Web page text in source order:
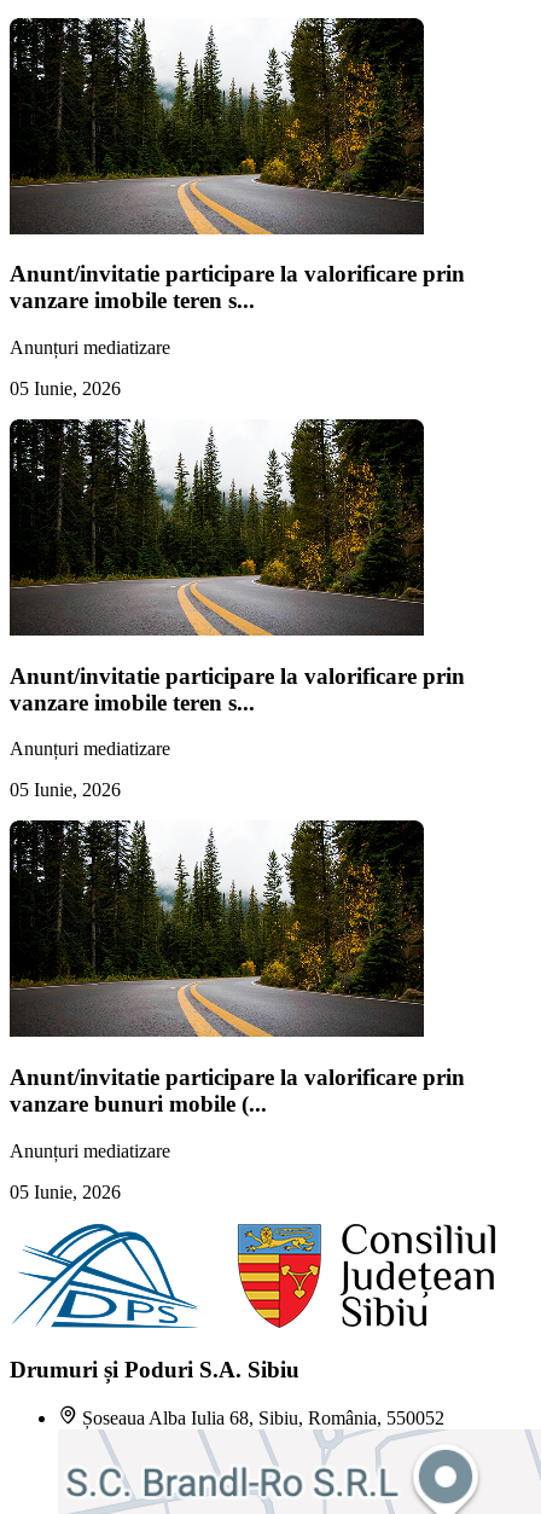
Anunt/invitatie participare la valorificare prin
vanzare imobile teren s...
Anunțuri mediatizare
05 Iunie, 2026
Anunt/invitatie participare la valorificare prin
vanzare imobile teren s...
Anunțuri mediatizare
05 Iunie, 2026
Anunt/invitatie participare la valorificare prin
vanzare bunuri mobile (...
Anunțuri mediatizare
05 Iunie, 2026
Drumuri și Poduri S.A. Sibiu
Șoseaua Alba Iulia 68, Sibiu, România, 550052